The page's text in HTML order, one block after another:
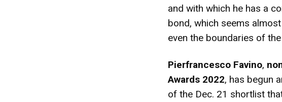
and with which he has a
bond, which seems
even the boundaries of the
Pierfrancesco Favino,
Awards 2022, has begun
of the Dec. 21 shortlist